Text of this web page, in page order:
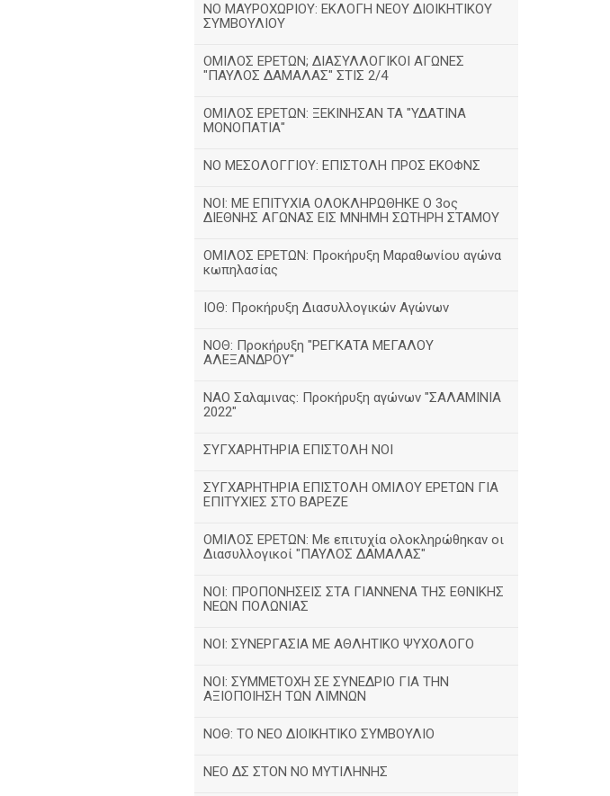
ΝΟ ΜΑΥΡΟΧΩΡΙΟΥ: ΕΚΛΟΓΗ ΝΕΟΥ ΔΙΟΙΚΗΤΙΚΟΥ
ΣΥΜΒΟΥΛΙΟΥ
ΟΜΙΛΟΣ ΕΡΕΤΩΝ; ΔΙΑΣΥΛΛΟΓΙΚΟΙ ΑΓΩΝΕΣ
"ΠΑΥΛΟΣ ΔΑΜΑΛΑΣ" ΣΤΙΣ 2/4
ΟΜΙΛΟΣ ΕΡΕΤΩΝ: ΞΕΚΙΝΗΣΑΝ ΤΑ "ΥΔΑΤΙΝΑ
ΜΟΝΟΠΑΤΙΑ"
ΝΟ ΜΕΣΟΛΟΓΓΙΟΥ: ΕΠΙΣΤΟΛΗ ΠΡΟΣ ΕΚΟΦΝΣ
NOI: ΜΕ ΕΠΙΤΥΧΙΑ ΟΛΟΚΛΗΡΩΘΗΚΕ Ο 3ος
ΔΙΕΘΝΗΣ ΑΓΩΝΑΣ ΕΙΣ ΜΝΗΜΗ ΣΩΤΗΡΗ ΣΤΑΜΟΥ
ΟΜΙΛΟΣ ΕΡΕΤΩΝ: Προκήρυξη Μαραθωνίου αγώνα
κωπηλασίας
ΙΟΘ: Προκήρυξη Διασυλλογικών Αγώνων
ΝΟΘ: Προκήρυξη "ΡΕΓΚΑΤΑ ΜΕΓΑΛΟΥ
ΑΛΕΞΑΝΔΡΟΥ"
ΝΑΟ Σαλαμινας: Προκήρυξη αγώνων "ΣΑΛΑΜΙΝΙΑ
2022"
ΣΥΓΧΑΡΗΤΗΡΙΑ ΕΠΙΣΤΟΛΗ ΝΟΙ
ΣΥΓΧΑΡΗΤΗΡΙΑ ΕΠΙΣΤΟΛΗ ΟΜΙΛΟΥ ΕΡΕΤΩΝ ΓΙΑ
ΕΠΙΤΥΧΙΕΣ ΣΤΟ ΒΑΡΕΖΕ
ΟΜΙΛΟΣ ΕΡΕΤΩΝ: Με επιτυχία ολοκληρώθηκαν οι
Διασυλλογικοί "ΠΑΥΛΟΣ ΔΑΜΑΛΑΣ"
ΝΟΙ: ΠΡΟΠΟΝΗΣΕΙΣ ΣΤΑ ΓΙΑΝΝΕΝΑ ΤΗΣ ΕΘΝΙΚΗΣ
ΝΕΩΝ ΠΟΛΩΝΙΑΣ
ΝΟΙ: ΣΥΝΕΡΓΑΣΙΑ ΜΕ ΑΘΛΗΤΙΚΟ ΨΥΧΟΛΟΓΟ
ΝΟΙ: ΣΥΜΜΕΤΟΧΗ ΣΕ ΣΥΝΕΔΡΙΟ ΓΙΑ ΤΗΝ
ΑΞΙΟΠΟΙΗΣΗ ΤΩΝ ΛΙΜΝΩΝ
ΝΟΘ: ΤΟ ΝΕΟ ΔΙΟΙΚΗΤΙΚΟ ΣΥΜΒΟΥΛΙΟ
ΝΕΟ ΔΣ ΣΤΟΝ ΝΟ ΜΥΤΙΛΗΝΗΣ